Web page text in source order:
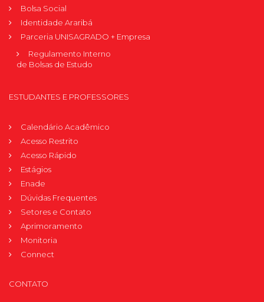
Bolsa Social
Identidade Araribá
Parceria UNISAGRADO + Empresa
Regulamento Interno
de Bolsas de Estudo
ESTUDANTES E PROFESSORES
Calendário Acadêmico
Acesso Restrito
Acesso Rápido
Estágios
Enade
Dúvidas Frequentes
Setores e Contato
Aprimoramento
Monitoria
Connect
CONTATO